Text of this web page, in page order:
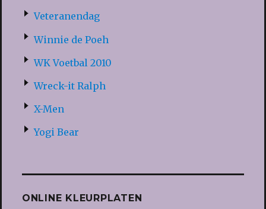
Veteranendag
Winnie de Poeh
WK Voetbal 2010
Wreck-it Ralph
X-Men
Yogi Bear
ONLINE KLEURPLATEN